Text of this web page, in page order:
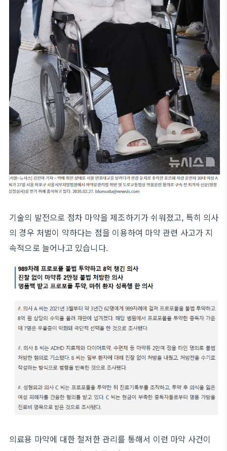
기술의 발전으로 점차 마약을 제조하기가 쉬워졌고, 특히 의사
의 경우 처벌이 약하다는 점을 이용하여 마약 관련 사고가 지
속적으로 늘어나고 있습니다.
의료용 마약에 대한 철저한 관리를 통해서 이런 마약 사건이